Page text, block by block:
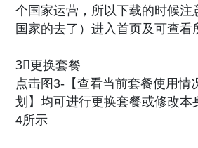
个国家运营，所以下载的时候注
国家的去了）进入首页及可查看
3⃣️更换套餐
点击图3-【查看当前套餐使用情
划】均可进行更换套餐或修改本
4所示